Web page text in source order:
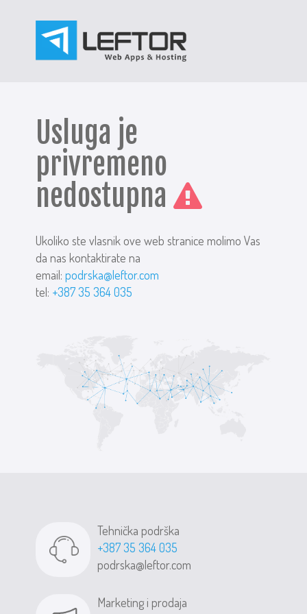
Usluga je
privremeno
nedostupna
Ukoliko ste vlasnik ove web stranice molimo Vas
da nas kontaktirate na
email:podrska@leftor.com
tel: +387 35 364 035
Tehnička podrška
+387 35 364 035
podrska@leftor.com
Marketing i prodaja